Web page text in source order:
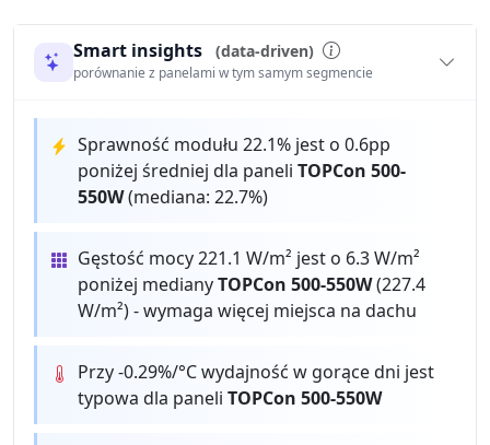
Smart insights (data-driven)
porównanie z panelami w tym samym segmencie
Sprawność modułu 22.1% jest o 0.6pp
poniżej średniej dla paneliTOPCon 500-
550W(mediana: 22.7%)
Gęstość mocy 221.1 W/m² jest o 6.3 W/m²
poniżej medianyTOPCon 500-550W(227.4
W/m²) - wymaga więcej miejsca na dachu
Przy -0.29%/°C wydajność w gorące dni jest
typowa dla paneliTOPCon 500-550W